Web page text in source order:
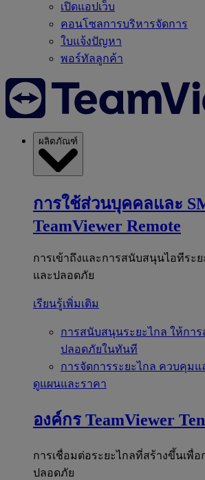
เปิดแอปเว็บ
คอนโซลการบริหารจัดการ
ใบแจ้งปัญหา
พอร์ทัลลูกค้า
ผลิตภัณฑ์
การใช้ส่วนบุคคลและ
TeamViewer Remote
การเข้าถึงและการสนับสนุนไอทีระย
และปลอดภัย
เรียนรู้เพิ่มเติม
การสนับสนุนระยะไกล ให้กา
ปลอดภัยในทันที
การจัดการระยะไกล ควบคุมแ
ดูแผนและราคา
องค์กร TeamViewer
การเชื่อมต่อระยะไกลที่สร้างขึ้นเพื่อ
ปลอดภัย